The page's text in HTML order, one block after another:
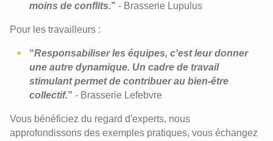
moins de conflits.” - Brasserie Lupulus
Pour les travailleurs :
“Responsabiliser les équipes, c'est leur donner
une autre dynamique. Un cadre de travail
stimulant permet de contribuer au bien-être
collectif.” - Brasserie Lefebvre
Vous bénéficiez du regard d'experts, nous
approfondissons des exemples pratiques, vous échangez